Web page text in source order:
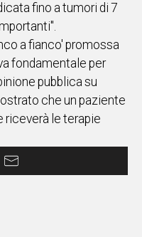
fino a tumori di 7
a fianco' promossa
fondamentale per
pubblica su
che un paziente
riceverà le terapie